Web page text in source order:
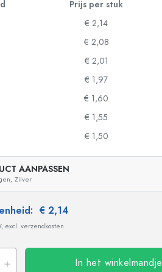
Prijs per stuk
€ 2,14
€ 2,08
€ 2,01
€ 1,97
€ 1,60
€ 1,55
€ 1,50
AANPASSEN
Zilver
€ 2,14
excl. verzendkosten
In het winkelmandje